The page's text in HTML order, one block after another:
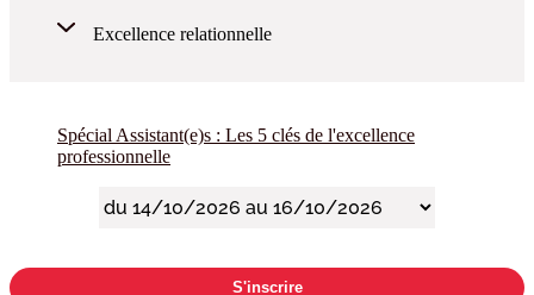
Excellence relationnelle
Spécial Assistant(e)s : Les 5 clés de l'excellence
professionnelle
S'inscrire